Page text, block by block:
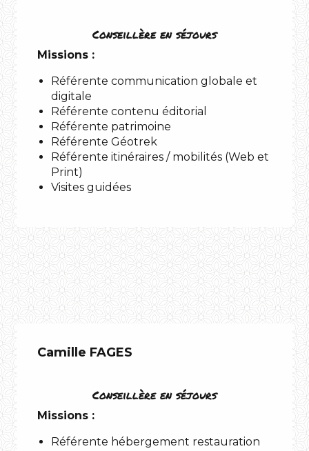
Conseillère en séjours
Missions :
Référente communication globale et
digitale
Référente contenu éditorial
Référente patrimoine
Référente Géotrek
Référente itinéraires / mobilités (Web et
Print)
Visites guidées
Camille FAGES
Conseillère en séjours
Missions :
Référente hébergement restauration